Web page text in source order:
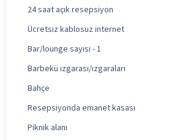
24 saat açık resepsiyon
Ücretsiz kablosuz internet
Bar/lounge sayısı - 1
Barbekü ızgarası/ızgaraları
Bahçe
Resepsiyonda emanet kasası
Piknik alanı